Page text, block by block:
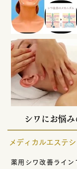
シワにお悩
メディカルエステ
薬用シワ改善ライン